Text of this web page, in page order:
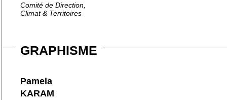
Comité de Direction,
Climat & Territoires
GRAPHISME
Pamela
KARAM